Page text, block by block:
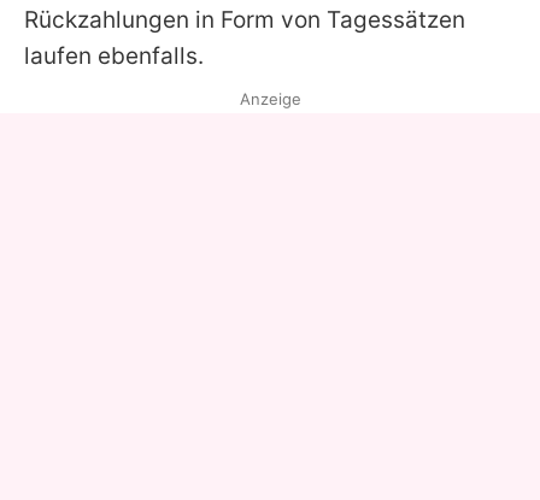
Rückzahlungen in Form von Tagessätzen
laufen ebenfalls.
Anzeige